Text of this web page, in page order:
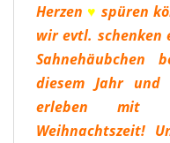
Herzen ♥ spüren
wir evtl. schenken
Sahnehäubchen
diesem Jahr und
erleben mit
Weihnachtszeit!